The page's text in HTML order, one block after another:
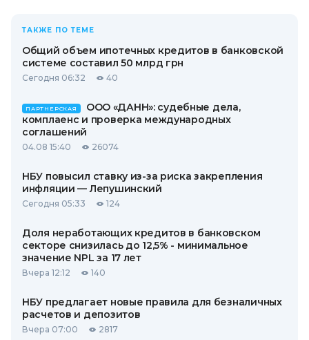
ТАКЖЕ ПО ТЕМЕ
Общий объем ипотечных кредитов в банковской
системе составил 50 млрд грн
Сегодня 06:32 40
ПАРТНЕРСКАЯ
ООО «ДАНН»: судебные дела,
комплаенс и проверка международных
соглашений
04.08 15:40 26074
НБУ повысил ставку из-за риска закрепления
инфляции — Лепушинский
Сегодня 05:33 124
Доля неработающих кредитов в банковском
секторе снизилась до 12,5% - минимальное
значение NPL за 17 лет
Вчера 12:12 140
НБУ предлагает новые правила для безналичных
расчетов и депозитов
Вчера 07:00 2817